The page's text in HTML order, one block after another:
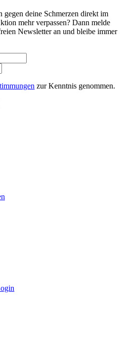
gegen deine Schmerzen direkt im
mehr verpassen? Dann melde
Newsletter an und bleibe immer
zur Kenntnis genommen.